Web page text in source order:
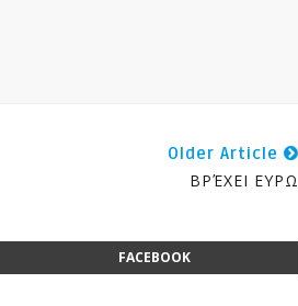
Older Article
ΒΡΈΧΕΙ ΕΥΡΩ
FACEBOOK